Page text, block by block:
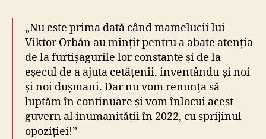
„Nu este prima dată când mamelucii lui
Viktor Orbán au mințit pentru a abate atenția
de la furtișagurile lor constante și de la
eșecul de a ajuta cetățenii, inventându-și noi
și noi dușmani. Dar nu vom renunța să
luptăm în continuare și vom înlocui acest
guvern al inumanității în 2022, cu sprijinul
opoziției!”